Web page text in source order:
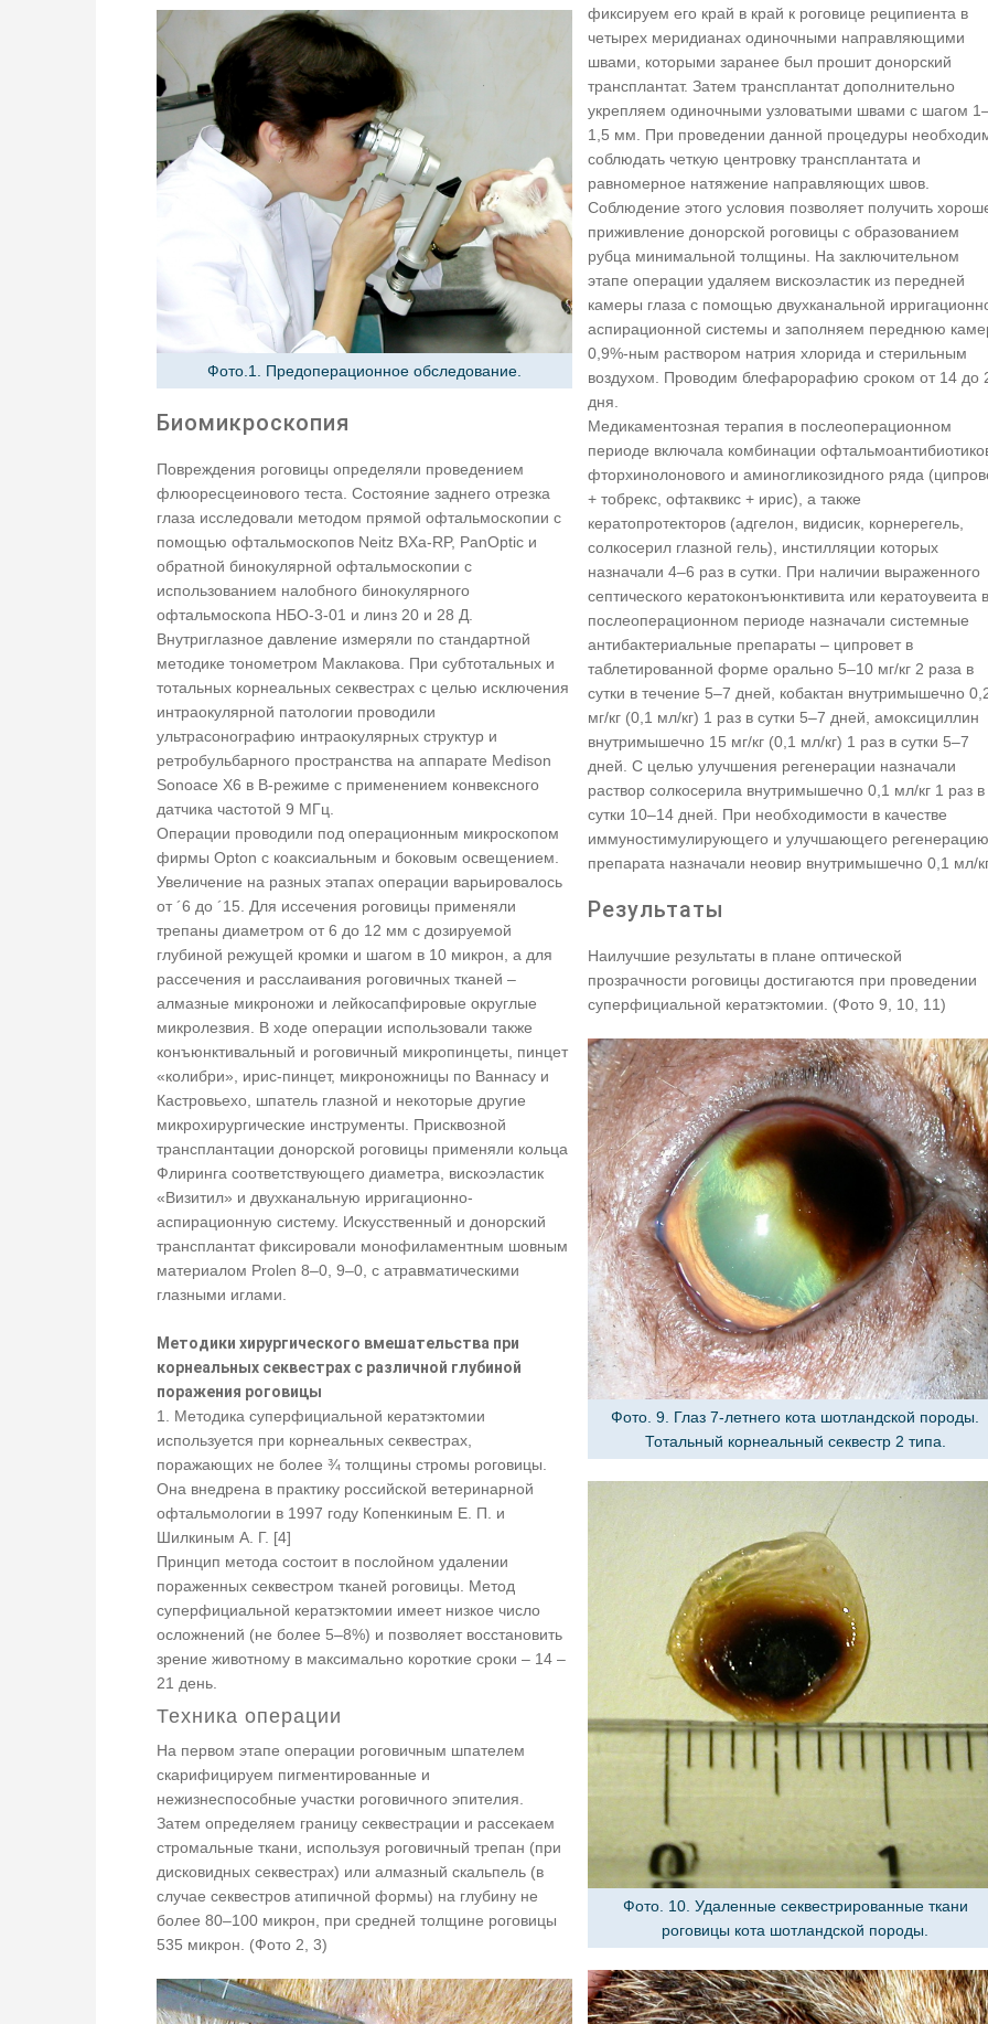
Фото.1. Предоперационное обследование.
Биомикроскопия
Повреждения роговицы определяли проведением
флюоресцеинового теста. Состояние заднего отрезка
глаза исследовали методом прямой офтальмоскопии с
помощью офтальмоскопов Neitz BXa-RP, PanOptic и
обратной бинокулярной офтальмоскопии с
использованием налобного бинокулярного
офтальмоскопа НБО-3-01 и линз 20 и 28 Д.
Внутриглазное давление измеряли по стандартной
методике тонометром Маклакова. При субтотальных и
тотальных корнеальных секвестрах с целью исключения
интраокулярной патологии проводили
ультрасонографию интраокулярных структур и
ретробульбарного пространства на аппарате Medison
Sonoace X6 в В-режиме с применением конвексного
датчика частотой 9 МГц.
Операции проводили под операционным микроскопом
фирмы Opton с коаксиальным и боковым освещением.
Увеличение на разных этапах операции варьировалось
от ´6 до ´15. Для иссечения роговицы применяли
трепаны диаметром от 6 до 12 мм c дозируемой
глубиной режущей кромки и шагом в 10 микрон, а для
рассечения и расслаивания роговичных тканей –
алмазные микроножи и лейкосапфировые округлые
микролезвия. В ходе операции использовали также
конъюнктивальный и роговичный микропинцеты, пинцет
«колибри», ирис-пинцет, микроножницы по Ваннасу и
Кастровьехо, шпатель глазной и некоторые другие
микрохирургические инструменты. Присквозной
трансплантации донорской роговицы применяли кольца
Флиринга соответствующего диаметра, вискоэластик
«Визитил» и двухканальную ирригационно-
аспирационную систему. Искусственный и донорский
трансплантат фиксировали монофиламентным шовным
материалом Prolen 8–0, 9–0, с атравматическими
глазными иглами.
Методики хирургического вмешательства при
корнеальных секвестрах с различной глубиной
поражения роговицы
1. Методика суперфициальной кератэктомии
используется при корнеальных секвестрах,
поражающих не более ¾ толщины стромы роговицы.
Она внедрена в практику российской ветеринарной
офтальмологии в 1997 году Копенкиным Е. П. и
Шилкиным А. Г. [4]
Принцип метода состоит в послойном удалении
пораженных секвестром тканей роговицы. Метод
суперфициальной кератэктомии имеет низкое число
осложнений (не более 5–8%) и позволяет восстановить
зрение животному в максимально короткие сроки – 14 –
21 день.
Техника операции
На первом этапе операции роговичным шпателем
скарифицируем пигментированные и
нежизнеспособные участки роговичного эпителия.
Затем определяем границу секвестрации и рассекаем
стромальные ткани, используя роговичный трепан (при
дисковидных секвестрах) или алмазный скальпель (в
случае секвестров атипичной формы) на глубину не
более 80–100 микрон, при средней толщине роговицы
535 микрон. (Фото 2, 3)
фиксируем его край в край к роговице реципиента в
четырех меридианах одиночными направляющими
швами, которыми заранее был прошит донорский
трансплантат. Затем трансплантат дополнительно
укрепляем одиночными узловатыми швами с шагом
1,5 мм. При проведении данной процедуры
соблюдать четкую центровку трансплантата и
равномерное натяжение направляющих швов.
Соблюдение этого условия позволяет получить
приживление донорской роговицы с образованием
рубца минимальной толщины. На заключительном
этапе операции удаляем вискоэластик из передней
камеры глаза с помощью двухканальной
аспирационной системы и заполняем переднюю
0,9%-ным раствором натрия хлорида и стерильным
воздухом. Проводим блефарорафию сроком от 14 до
дня.
Медикаментозная терапия в послеоперационном
периоде включала комбинации
фторхинолонового и аминогликозидного ряда
+ тобрекс, офтаквикс + ирис), а также
кератопротекторов (адгелон, видисик, корнерегель,
солкосерил глазной гель), инстилляции которых
назначали 4–6 раз в сутки. При наличии выраженного
септического кератоконъюнктивита или кератоувеита в
послеоперационном периоде назначали системные
антибактериальные препараты – ципровет в
таблетированной форме орально 5–10 мг/кг 2 раза в
сутки в течение 5–7 дней, кобактан внутримышечно
мг/кг (0,1 мл/кг) 1 раз в сутки 5–7 дней, амоксициллин
внутримышечно 15 мг/кг (0,1 мл/кг) 1 раз в сутки 5–7
дней. С целью улучшения регенерации назначали
раствор солкосерила внутримышечно 0,1 мл/кг 1 раз в
сутки 10–14 дней. При необходимости в качестве
иммуностимулирующего и улучшающего регенерацию
препарата назначали неовир внутримышечно 0,1 мл/
Результаты
Наилучшие результаты в плане оптической
прозрачности роговицы достигаются при проведении
суперфициальной кератэктомии. (Фото 9, 10, 11)
Фото. 9. Глаз 7-летнего кота шотландской породы.
Тотальный корнеальный секвестр 2 типа.
Фото. 10. Удаленные секвестрированные ткани
роговицы кота шотландской породы.